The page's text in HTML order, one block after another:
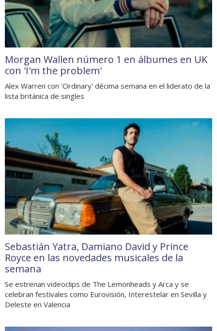
Morgan Wallen número 1 en álbumes en UK
con 'I'm the problem'
Alex Warren con 'Ordinary' décima semana en el liderato de la
lista británica de singles
Sebastián Yatra, Damiano David y Prince
Royce en las novedades musicales de la
semana
Se estrenan videoclips de The Lemonheads y Arca y se
celebran festivales como Eurovisión, Interestelar en Sevilla y
Deleste en Valencia